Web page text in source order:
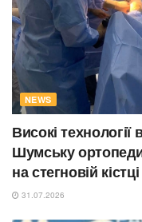
NEWS
Високі
Шумську
на стегновій кістці
31.07.2026